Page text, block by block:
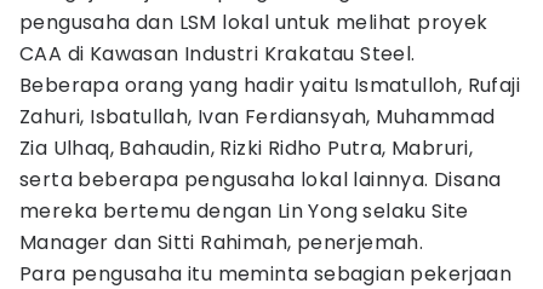
pengusaha dan LSM lokal untuk melihat proyek
CAA di Kawasan Industri Krakatau Steel.
Beberapa orang yang hadir yaitu Ismatulloh, Rufaji
Zahuri, Isbatullah, Ivan Ferdiansyah, Muhammad
Zia Ulhaq, Bahaudin, Rizki Ridho Putra, Mabruri,
serta beberapa pengusaha lokal lainnya. Disana
mereka bertemu dengan Lin Yong selaku Site
Manager dan Sitti Rahimah, penerjemah.
Para pengusaha itu meminta sebagian pekerjaan